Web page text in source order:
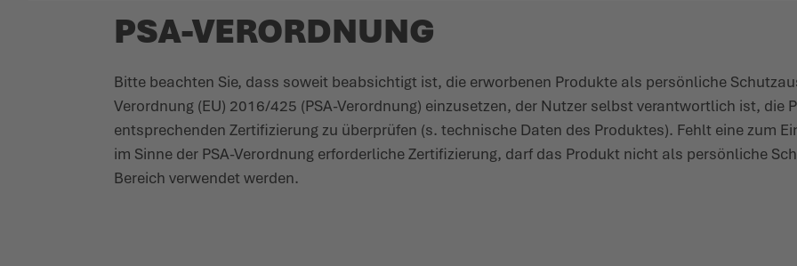
PSA-VERORDNUNG
Bitte beachten Sie, dass soweit beab­sichtigt ist, die erworbenen Produkte als persönliche
Verordnung (EU) 2016/425 (PSA-Verordnung) einzu­setzen, der Nutzer selbst verant­wortlich ist, die
entspre­chenden Zerti­fi­zierung zu über­prüfen (s. tech­nische Daten des Produktes). Fehlt eine zum
im Sinne der PSA-Verordnung erfor­derliche Zerti­fi­zierung, darf das Produkt nicht als persönliche
Bereich verwendet werden.